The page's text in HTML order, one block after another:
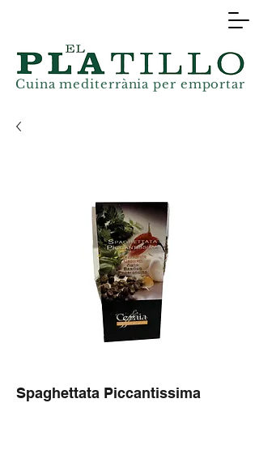
Cuina mediterràniaper emportar
Spaghettata Piccantissima